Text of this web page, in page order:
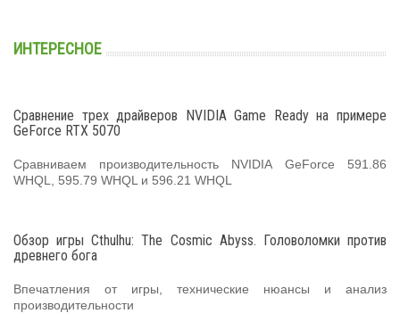
ИНТЕРЕСНОЕ
Сравнение трех драйверов NVIDIA Game Ready на примере
GeForce RTX 5070
Сравниваем производительность NVIDIA GeForce 591.86
WHQL, 595.79 WHQL и 596.21 WHQL
Обзор игры Cthulhu: The Cosmic Abyss. Головоломки против
древнего бога
Впечатления от игры, технические нюансы и анализ
производительности